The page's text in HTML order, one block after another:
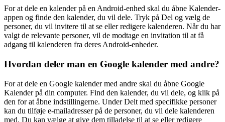
For at dele en kalender på en Android-enhed skal du åbne Kalender-
appen og finde den kalender, du vil dele. Tryk på Del og vælg de
personer, du vil invitere til at se eller redigere kalenderen. Når du har
valgt de relevante personer, vil de modtage en invitation til at få
adgang til kalenderen fra deres Android-enheder.
Hvordan deler man en Google kalender med andre?
For at dele en Google kalender med andre skal du åbne Google
Kalender på din computer. Find den kalender, du vil dele, og klik på
den for at åbne indstillingerne. Under Delt med specifikke personer
kan du tilføje e-mailadresser på de personer, du vil dele kalenderen
med. Du kan vælge at give dem tilladelse til at se eller redigere